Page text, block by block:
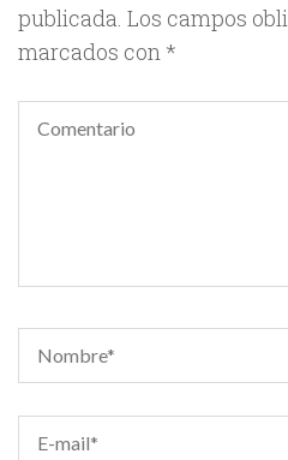
publicada. Los campos
marcados con *